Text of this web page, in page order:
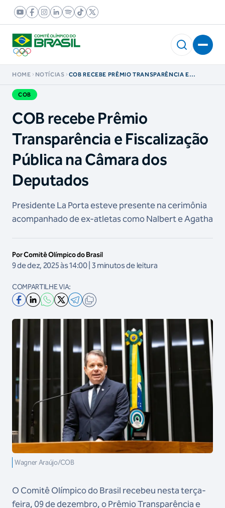
HOME NOTÍCIAS
COB RECEBE PRÊMIO TRANSPARÊNCIA E
COB
COB recebe Prêmio
Transparência e Fiscalização
Pública na Câmara dos
Deputados
Presidente La Porta esteve presente na cerimônia
acompanhado de ex-atletas como Nalbert e Agatha
Por Comitê Olímpico do Brasil
9 de dez, 2025 às 14:00 | 3 minutos de leitura
COMPARTILHE VIA:
Wagner Araújo/COB
O Comitê Olímpico do Brasil recebeu nesta terça-
feira, 09 de dezembro, o Prêmio Transparência e